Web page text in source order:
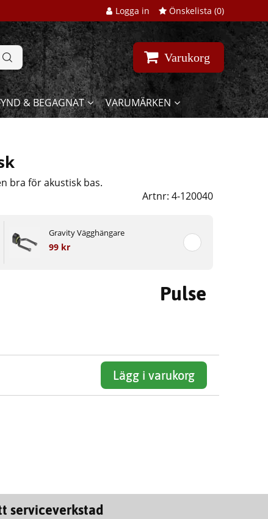
Logga in Önskelista (0)
Varukorg
& BEGAGNAT VARUMÄRKEN
bra för akustisk bas.
Artnr: 4-120040
Gravity Vägghängare
99 kr
Pulse
Lägg i varukorg
serviceverkstad